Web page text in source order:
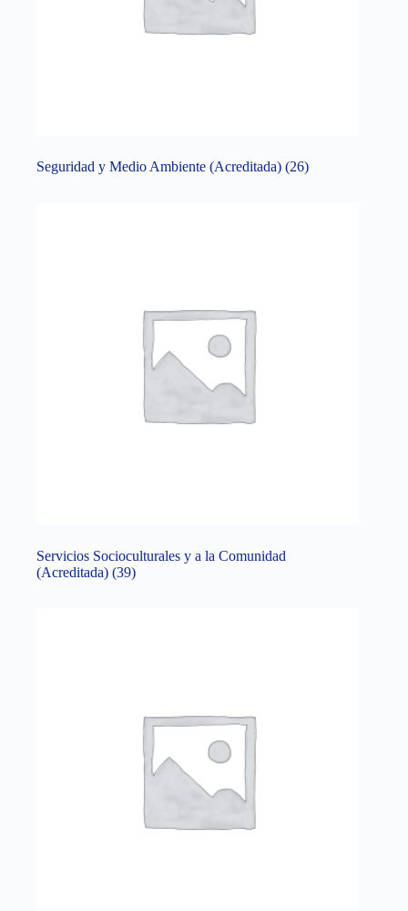
Seguridad y Medio Ambiente (Acreditada) (26)
Servicios Socioculturales y a la Comunidad
(Acreditada) (39)